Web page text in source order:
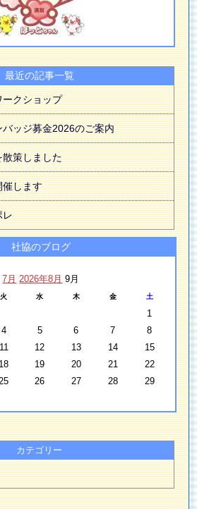
最近の記事一覧
クショップ
ッジ募金2026のご案内
策しました
催します
レ
社協のブログ
7月 2026年8月 9月
火 水 木 金 土
1
4 5 6 7
8
11 12 13 14
15
18 19 20 21
22
25 26 27 28
29
カテゴリー